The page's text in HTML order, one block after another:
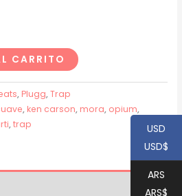
CARRITO
, Plugg,Trap
, ken carson, mora, opium,
,trap
USD
USD$
ARS
ARS$